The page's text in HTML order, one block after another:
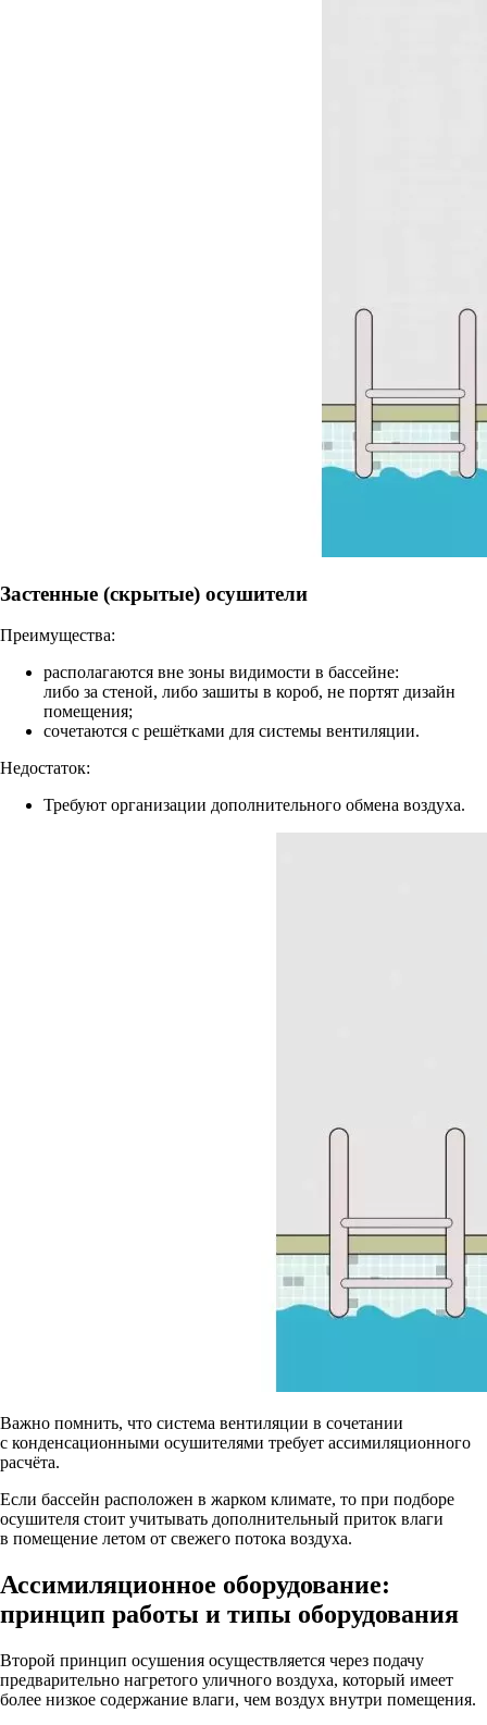
Застенные (скрытые) осушители
Преимущества:
располагаются вне зоны видимости в бассейне:
либо за стеной, либо зашиты в короб, не портят дизайн
помещения;
сочетаются с решётками для системы вентиляции.
Недостаток:
Требуют организации дополнительного обмена воздуха.
Важно помнить, что система вентиляции в сочетании
с конденсационными осушителями требует ассимиляционного
расчёта.
Если бассейн расположен в жарком климате, то при подборе
осушителя стоит учитывать дополнительный приток влаги
в помещение летом от свежего потока воздуха.
Ассимиляционное оборудование:
принцип работы и типы оборудования
Второй принцип осушения осуществляется через подачу
предварительно нагретого уличного воздуха, который имеет
более низкое содержание влаги, чем воздух внутри помещения.